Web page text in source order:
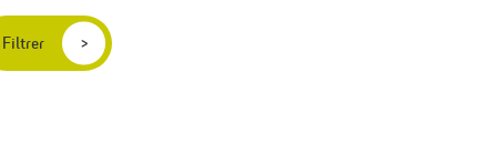
Filtrer